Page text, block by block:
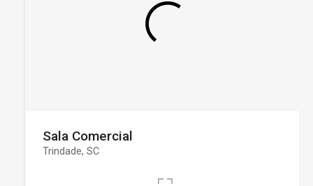
Sala Comercial
Trindade, SC